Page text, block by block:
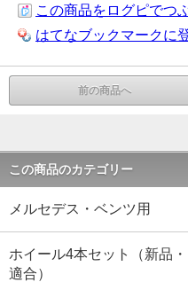
この商品をログピでつ
はてなブックマークに
前の商品へ
この商品のカテゴリー
メルセデス・ベンツ用
ホイール4本セット（新品
適合）